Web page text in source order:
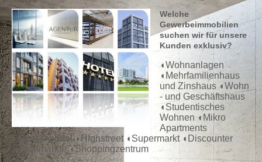
Welche
Gewerbeimmobilien
suchen wir für unsere
Kunden exklusiv?
◖Wohnanlagen
◖Mehrfamilienhaus
und Zinshaus ◖Wohn
- und Geschäftshaus
◖Studentisches
Wohnen ◖Mikro
Apartments
◖Einzelhandel ◖Highstreet ◖Supermarkt ◖Discounter
◖Fachmärkte ◖Shoppingzentrum